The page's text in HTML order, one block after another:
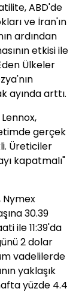
ABD'de
ve İran'ın
ardından
etkisi ile
Ülkeler
ayında arttı.
gerçek
Üreticiler
kapatmalı"
Nymex
30.39
ile 11:39'da
2 dolar
vadelilerde
yaklaşık
yüzde 4.4